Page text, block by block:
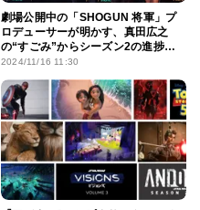
劇場公開中の「SHOGUN 将軍」プ
ロデューサーが明かす、真田広之
の“すごみ”からシーズン2の進捗ま
で
2024/11/16 11:30